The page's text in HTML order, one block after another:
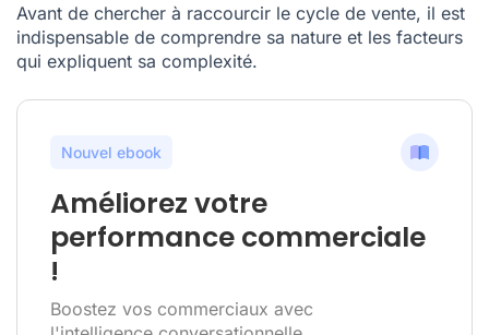
Avant de chercher à raccourcir le cycle de vente, il est
indispensable de comprendre sa nature et les facteurs
qui expliquent sa complexité.
Nouvel ebook
Améliorez votre
performance commerciale
!
Boostez vos commerciaux avec